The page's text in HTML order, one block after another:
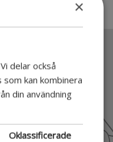
×
delar också
kan kombinera
din användning
Oklassificerade